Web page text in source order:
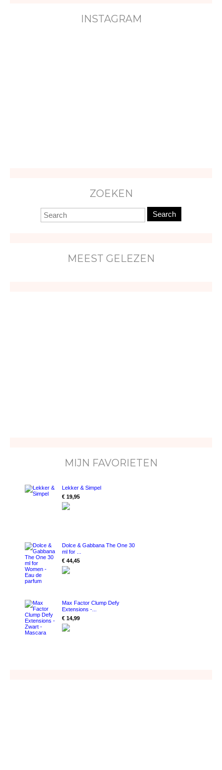
INSTAGRAM
ZOEKEN
Search
MEEST GELEZEN
MIJN FAVORIETEN
Lekker & Simpel
€ 19,95
Dolce & Gabbana The One 30
ml for ...
€ 44,45
Max Factor Clump Defy
Extensions -...
€ 14,99